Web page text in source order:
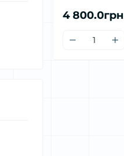
4 800.0грн